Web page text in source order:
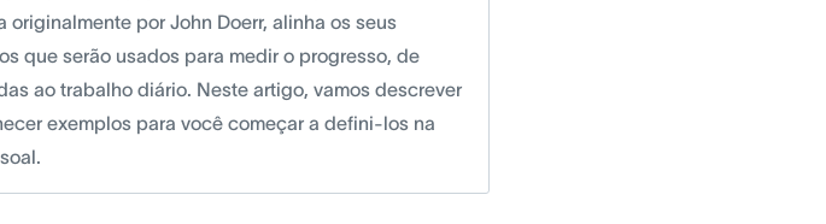
originalmente por John Doerr, alinha os seus
que serão usados para medir o progresso, de
ao trabalho diário. Neste artigo, vamos descrever
exemplos para você começar a defini-los na